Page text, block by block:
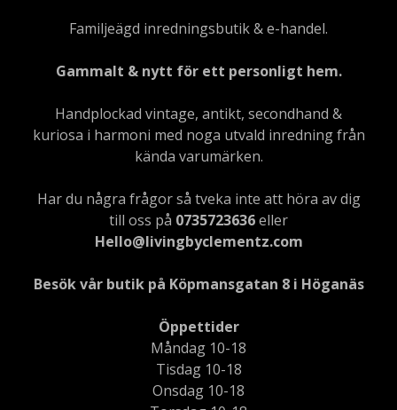
Familjeägd inredningsbutik & e-handel.
Gammalt & nytt för ett personligt hem.
Handplockad vintage, antikt, secondhand &
kuriosa i harmoni med noga utvald inredning från
kända varumärken.
Har du några frågor så tveka inte att höra av dig
till oss på 0735723636eller
Hello@livingbyclementz.com
Besök vår butik på Köpmansgatan 8 i Höganäs
Öppettider
Måndag 10-18
Tisdag 10-18
Onsdag 10-18